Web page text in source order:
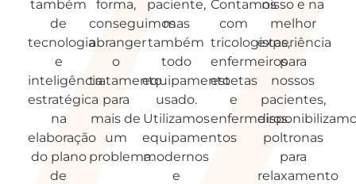
também
de
tecnologia
e
inteligência
estratégica
na
elaboração
do plano
de
forma,
conseguimos
abranger
o
tratamento
para
mais de
um
problema.
paciente,
mas
também
todo
equipamento
usado.
Utilizamos
equipamentos
modernos
e
Contamos
com
tricologistas,
enfermeiros
estetas
e
enfermeiros.
nisso e na
melhor
experiência
para
nossos
pacientes,
poltronas
para
relaxamento